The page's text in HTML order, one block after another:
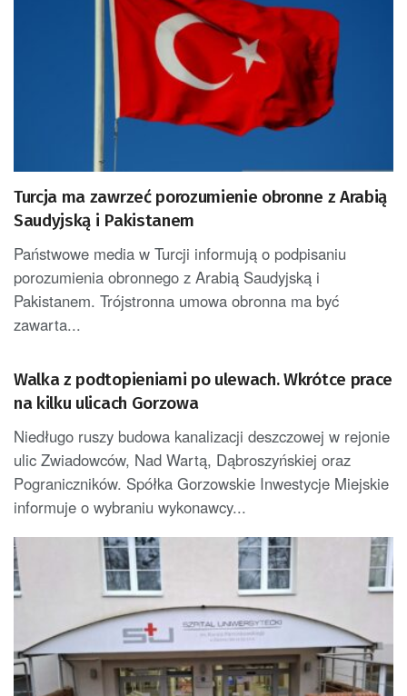
Turcja ma zawrzeć porozumienie obronne z Arabią
Saudyjską i Pakistanem
Państwowe media w Turcji informują o podpisaniu
porozumienia obronnego z Arabią Saudyjską i
Pakistanem. Trójstronna umowa obronna ma być
zawarta...
Walka z podtopieniami po ulewach. Wkrótce prace
na kilku ulicach Gorzowa
Niedługo ruszy budowa kanalizacji deszczowej w rejonie
ulic Zwiadowców, Nad Wartą, Dąbroszyńskiej oraz
Pograniczników. Spółka Gorzowskie Inwestycje Miejskie
informuje o wybraniu wykonawcy...